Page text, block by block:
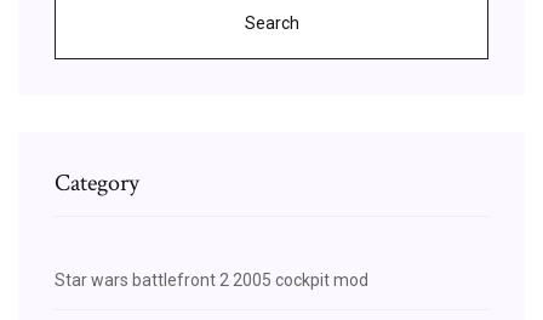
Search
Category
Star wars battlefront 2 2005 cockpit mod